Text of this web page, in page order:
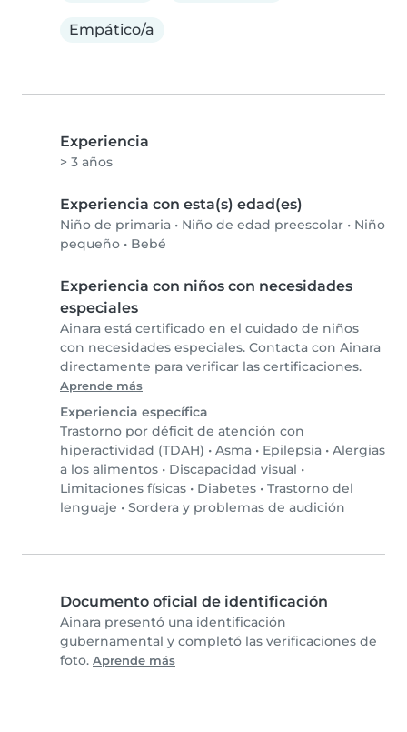
Empático/a
Experiencia
> 3 años
Experiencia con esta(s) edad(es)
Niño de primaria • Niño de edad preescolar • Niño
pequeño • Bebé
Experiencia con niños con necesidades
especiales
Ainara está certificado en el cuidado de niños
con necesidades especiales. Contacta con Ainara
directamente para verificar las certificaciones.
Aprende más
Experiencia específica
Trastorno por déficit de atención con
hiperactividad (TDAH) • Asma • Epilepsia • Alergias
a los alimentos • Discapacidad visual •
Limitaciones físicas • Diabetes • Trastorno del
lenguaje • Sordera y problemas de audición
Documento oficial de identificación
Ainara presentó una identificación
gubernamental y completó las verificaciones de
foto. Aprende más